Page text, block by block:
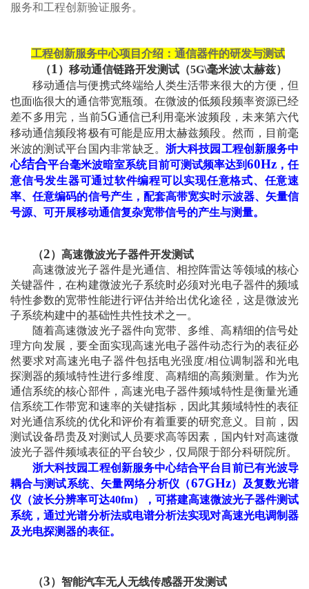
服务和工程创新验证服务。
工程创新服务中心项目介绍：通信器件的研发与测试
（1 ）移动通信链路开发测试（5G\毫米波\太赫兹）
移动通信与便携式终端给人类生活带来很大的方便，但
也面临很大的通信带宽瓶颈。在微波的低频段频率资源已经
差不多用完，当前5G通信已利用毫米波频段，未来第六代
移动通信频段将极有可能是应用太赫兹频段。然而，目前毫
米波的测试平台国内非常缺乏。浙大科技园工程创新服务中
心结合平台毫米波暗室系统目前可测试频率达到60Hz，任
意信号发生器可通过软件编程可以实现任意格式、任意速
率、任意编码的信号产生，配套高带宽实时示波器、矢量信
号源、可开展移动通信复杂宽带信号的产生与测量。
（2）高速微波光子器件开发测试
高速微波光子器件是光通信、相控阵雷达等领域的核心
关键器件，在构建微波光子系统时必须对光电子器件的频域
特性参数的宽带性能进行评估并给出优化途径，这是微波光
子系统构建中的基础性共性技术之一。
随着高速微波光子器件向宽带、多维、高精细的信号处
理方向发展，要全面实现高速光电子器件动态行为的表征必
然要求对高速光电子器件包括电光强度/相位调制器和光电
探测器的频域特性进行多维度、高精细的高频测量。作为光
通信系统的核心部件，高速光电子器件频域特性是衡量光通
信系统工作带宽和速率的关键指标，因此其频域特性的表征
对光通信系统的优化和评价有着重要的研究意义。目前，因
测试设备昂贵及对测试人员要求高等因素，国内针对高速微
波光子器件频域表征的平台较少，仅局限于部分科研院所。
浙大科技园工程创新服务中心结合平台目前已有光波导
耦合与测试系统、矢量网络分析仪（67GHz）及复数光谱
仪（波长分辨率可达40fm），可搭建高速微波光子器件测试
系统，通过光谱分析法或电谱分析法实现对高速光电调制器
及光电探测器的表征。
（3）智能汽车无人无线传感器开发测试